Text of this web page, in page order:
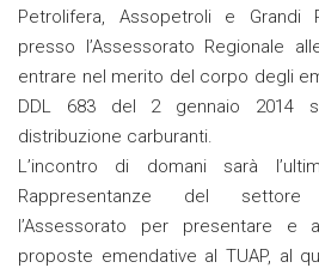
Petrolifera, Assopetroli e Grandi
presso l’Assessorato Regionale
entrare nel merito del corpo degli
DDL 683 del 2 gennaio 2014
distribuzione carburanti.
L’incontro di domani sarà
Rappresentanze del settore
l’Assessorato per presentare e
proposte emendative al TUAP, al